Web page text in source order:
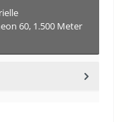
60, 1.500 Meter